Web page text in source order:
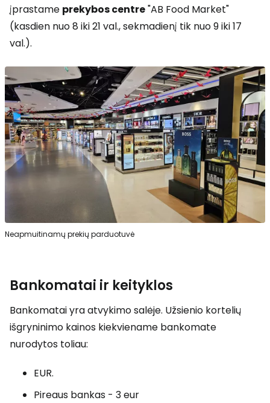
įprastame prekybos centre"AB Food Market"
(kasdien nuo 8 iki 21 val., sekmadienį tik nuo 9 iki 17
val.).
Neapmuitinamų prekių parduotuvė
Bankomatai ir keityklos
Bankomatai yra atvykimo salėje. Užsienio kortelių
išgryninimo kainos kiekviename bankomate
nurodytos toliau:
EUR.
Pireaus bankas - 3 eur